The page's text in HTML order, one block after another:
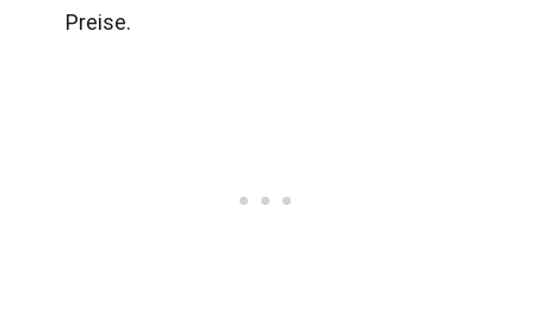
Preise.